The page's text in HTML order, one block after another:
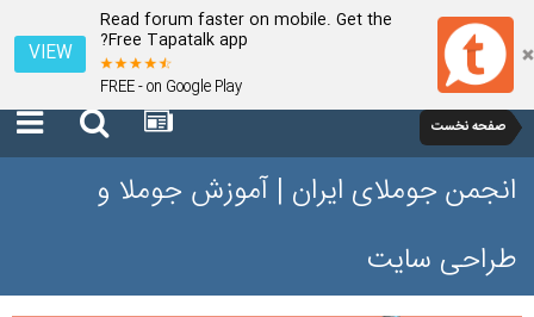
Read forum faster on mobile. Get the
Free Tapatalk app?
FREE - on Google Play
VIEW
صفحه نخست
انجمن جوملای ایران | آموزش جوملا و
طراحی سایت